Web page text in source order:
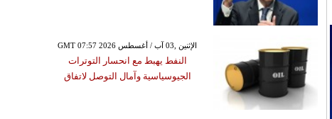
GMT 07:57 2026 الإثنين ,03 آب / أغسطس
النفط يهبط مع انحسار التوترات
الجيوسياسية وآمال التوصل لاتفاق